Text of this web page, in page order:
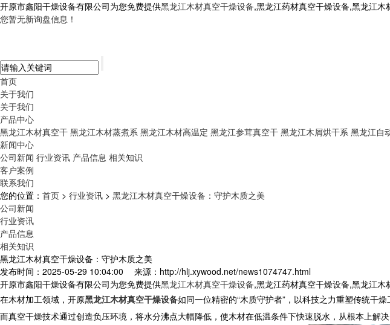
开原市鑫阳干燥设备有限公司为您免费提供黑龙江木材真空干燥设备,黑龙江药材真空干燥设备,黑龙江木
您暂无新询盘信息！
首页
关于我们
关于我们
产品中心
黑龙江木材真空干 黑龙江木材蒸煮系 黑龙江木材高温定 黑龙江参茸真空干 黑龙江木屑烘干系 黑龙江自
新闻中心
公司新闻 行业资讯 产品信息 相关知识
客户案例
联系我们
您的位置： 首页 > 行业资讯 > 黑龙江木材真空干燥设备：守护木质之美
公司新闻
行业资讯
产品信息
相关知识
黑龙江木材真空干燥设备：守护木质之美
发布时间：2025-05-29 10:04:00
来源：http://hlj.xywood.net/news1074747.html
开原市鑫阳干燥设备有限公司为您免费提供黑龙江木材真空干燥设备,黑龙江药材真空干燥设备,黑龙江木
在木材加工领域，开原黑龙江木材真空干燥设备如同一位精密的“木质守护者”，以科技之力重塑传统干
而真空干燥技术通过创造负压环境，将水分沸点大幅降低，使木材在低温条件下快速脱水，从根本上解决